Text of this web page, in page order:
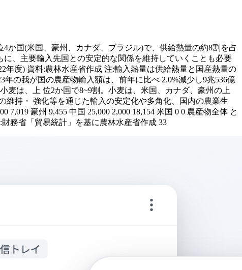
か国(米国、豪州、カナダ、ブラジル)で、供給熱量の約8割を占
、主要輸入先国との安定的な関係を維持していくことも必要
年度) 資料:農林水産省作成 注:輸入熱量は供給熱量と国産熱量の
の我が国の農産物輸入額は、前年に比べ 2.0%減少し9兆536億
麦は、上 位2か国で8~9割。小麦は、米国、カナダ、豪州の上
維持・ 強化等を通じた輸入の安定化や多角化、国内の農業生
7,019 豪州 9,455 中国 25,000 2,000 18,154 米国 0 0 農産物全体 と
:財務省「貿易統計」を基に農林水産省作成 33